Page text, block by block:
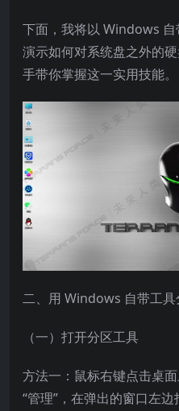
下面，我将以 Windows
演示如何对系统盘之外的
手带你掌握这一实用技能。
二、用 Windows 自带工具
（一）打开分区工具​
方法一：鼠标右键点击桌
“管理”，在弹出的窗口左